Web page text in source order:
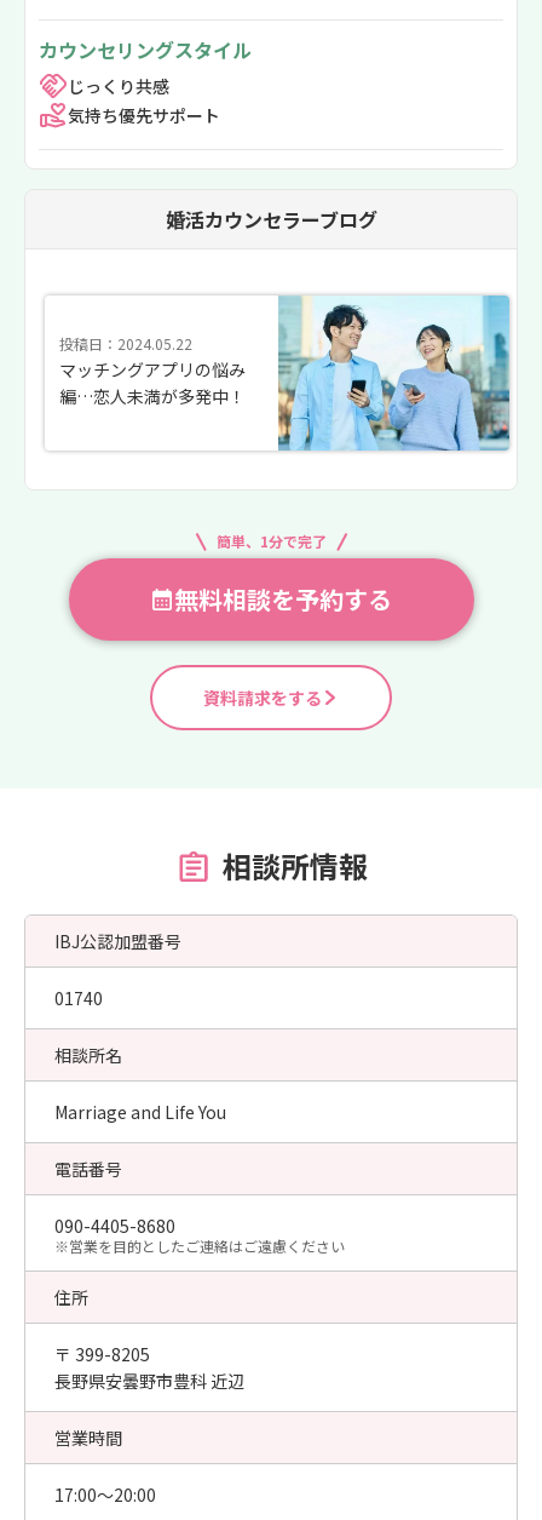
カウンセリングスタイル
じっくり共感
気持ち優先サポート
婚活カウンセラーブログ
投稿日：2024.05.22
マッチングアプリの悩み
編…恋人未満が多発中！
簡単、1分で完了
無料相談を予約する
資料請求をする
相談所情報
IBJ公認加盟番号
01740
相談所名
Marriage and Life You
電話番号
090-4405-8680
​※営業を目的としたご連絡はご遠慮ください
住所
〒 399-8205
長野県安曇野市豊科 近辺
営業時間
17:00〜20:00